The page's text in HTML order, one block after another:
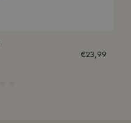
€23,99